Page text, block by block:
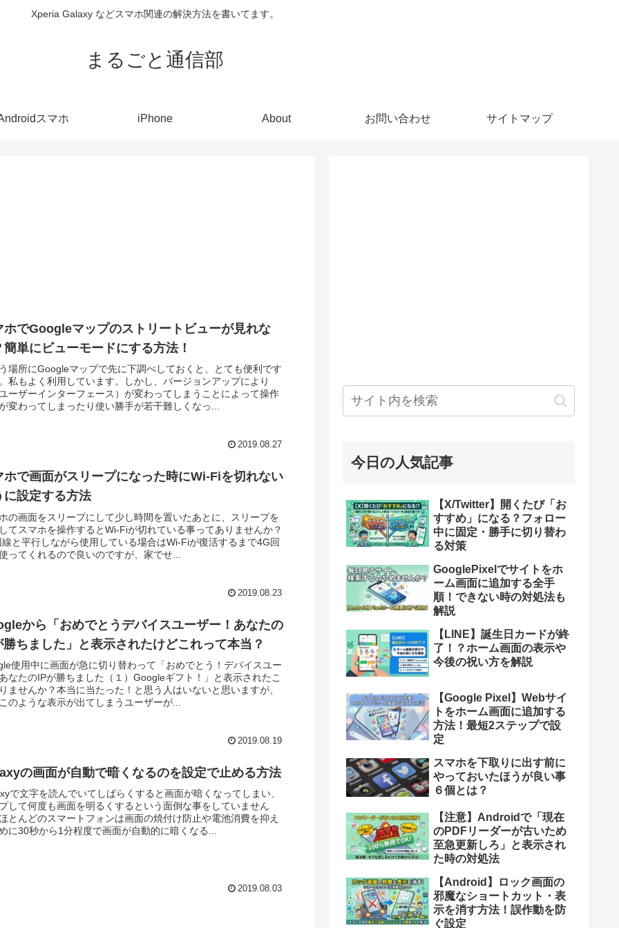
Xperia Galaxy などスマホ関連の解決方法を書いてます。
まるごと通信部
スマホ iPhone About お問い合わせ サイトマップ
ホでGoogleマップのストリートビューが見れな
簡単にビューモードにする方法！
場所にGoogleマップで先に下調べしておくと、とても便利です
私もよく利用しています。しかし、バージョンアップにより
ーザーインターフェース）が変わってしまうことによって操作
変わってしまったり使い勝手が若干難しくなっ...
2019.08.27
ホで画面がスリープになった時にWi-Fiを切れない
に設定する方法
の画面をスリープにして少し時間を置いたあとに、スリープを
てスマホを操作するとWi-Fiが切れている事ってありませんか？
線と平行しながら使用している場合はWi-Fiが復活するまで4G回
ってくれるので良いのですが、家でせ...
2019.08.23
から「おめでとうデバイスユーザー！あなたの
勝ちました」と表示されたけどこれって本当？
使用中に画面が急に切り替わって「おめでとう！デバイスユー
なたのIPが勝ちました（１）Googleギフト！」と表示されたこ
ませんか？本当に当たった！と思う人はいないと思いますが、
のような表示が出てしまうユーザーが...
2019.08.19
の画面が自動で暗くなるのを設定で止める方法
で文字を読んでいてしばらくすると画面が暗くなってしまい、
して何度も画面を明るくするという面倒な事をしていません
とんどのスマートフォンは画面の焼付け防止や電池消費を抑え
に30秒から1分程度で画面が自動的に暗くなる...
2019.08.03
今日の人気記事
【X/Twitter】開くたび「お
すすめ」になる？フォロー
中に固定・勝手に切り替わ
る対策
GooglePixelでサイトをホ
ーム画面に追加する全手
順！できない時の対処法も
解説
【LINE】誕生日カードが終
了！？ホーム画面の表示や
今後の祝い方を解説
【Google Pixel】Webサイ
トをホーム画面に追加する
方法！最短2ステップで設
定
スマホを下取りに出す前に
やっておいたほうが良い事
６個とは？
【注意】Androidで「現在
のPDFリーダーが古いため
至急更新しろ」と表示され
た時の対処法
【Android】ロック画面の
邪魔なショートカット・表
示を消す方法！誤作動を防
ぐ設定